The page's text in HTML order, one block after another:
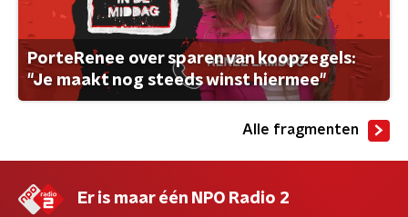
PorteRenee over sparen van koopzegels:
"Je maakt nog steeds winst hiermee"
Alle fragmenten
Er is maar één NPO Radio 2